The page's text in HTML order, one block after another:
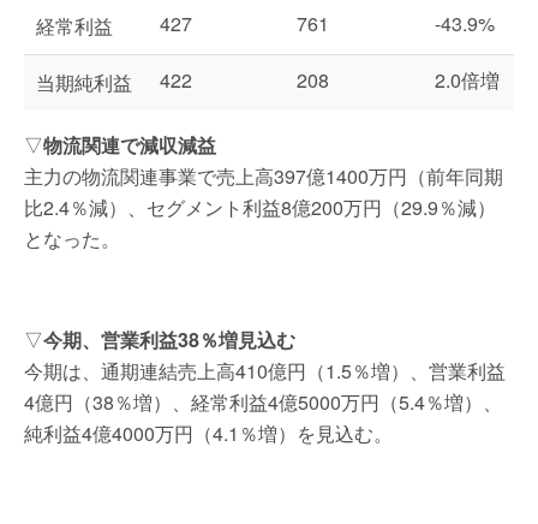
経常利益 427 761 -43.9%
当期純利益 422 208 2.0倍増
▽物流関連で減収減益
主力の物流関連事業で売上高397億1400万円（前年同期
比2.4％減）、セグメント利益8億200万円（29.9％減）
となった。
▽今期、営業利益38％増見込む
今期は、通期連結売上高410億円（1.5％増）、営業利益
4億円（38％増）、経常利益4億5000万円（5.4％増）、
純利益4億4000万円（4.1％増）を見込む。